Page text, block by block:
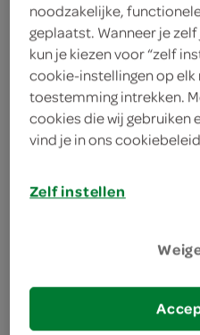
250 gram gezeefde
2 eetlepels olijfolie
1 aubergine
1 pak mix voor pizzadeeg
bakplaat
noodzakelijke,
geplaatst. Wanneer je
kun je kiezen voor “zelf
cookie-instellingen op
toestemming intrekken.
cookies die wij gebruiken
vind je in ons
Zelf instellen